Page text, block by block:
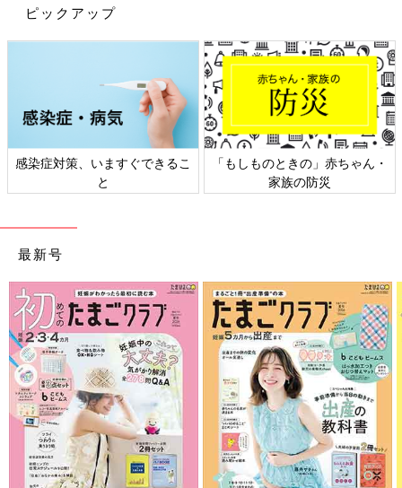
9位 澪／みお（昨年12位↑）
9位 琴葉／ことは（昨年13位↑）
女の子の名前ランキング11位以下はこちら
ジェンダーレスな男女共通読みでは、「あおい」
「ひなた」が人気。男女別では、男の子「はると」
が16年連続1位。女の子「さな」が昨年3位からラン
クアップ
男女共通読みでは「あおい」「ひなた」は、昨年から引き続き1
位、2位となり男女共に安定した人気を誇っていることがわかり
ピックアップ
感染症対策、いますぐできるこ
と
「もしものときの」赤ちゃん・
家族の防災
最新号